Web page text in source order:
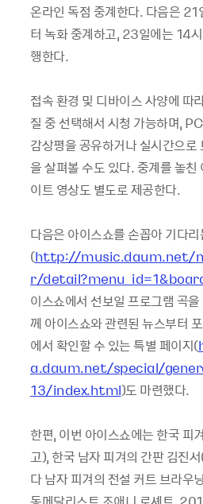
온라인 독점 중계한다. 다음은
터 녹화 중계하고, 23일에는 14
행한다.
접속 환경 및 디바이스 사양에 따
질 중 선택해서 시청 가능하며,
감상평을 공유하거나 실시간으로
을 살펴볼 수도 있다. 중계를 놓
이트 영상도 별도로 제공한다.
다음은 아이스쇼를 손꼽아 기다
(http://music.daum.net/
r/
이스쇼에서 선보일 프로그램 곡
께 아이스쇼와 관련된 뉴스부터
에서 확인할 수 있는 특별 페이지(
a.daum.net/special/
13/index.html)도 마련했다.
한편, 이번 아이스쇼에는 한국 피
고), 한국 남자 피겨의 간판 김진
다 남자 피겨의 전설 커트 브라우